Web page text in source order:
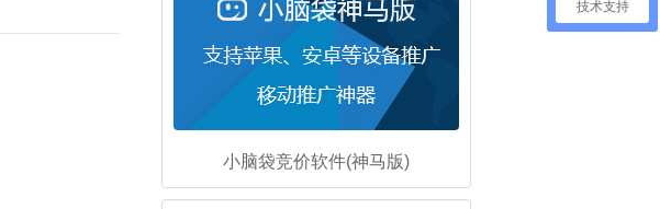
小脑袋竞价软件(神马版)
技术支持